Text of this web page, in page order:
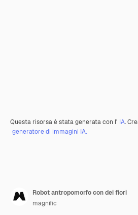
Questa risorsa è stata generata con l' IA.
generatore di immagini IA.
Robot antropomorfo con dei fiori
magnific